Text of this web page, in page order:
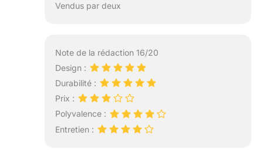
Vendus par deux
Note de la rédaction 16/20
Design :
Durabilité :
Prix :
Polyvalence :
Entretien :